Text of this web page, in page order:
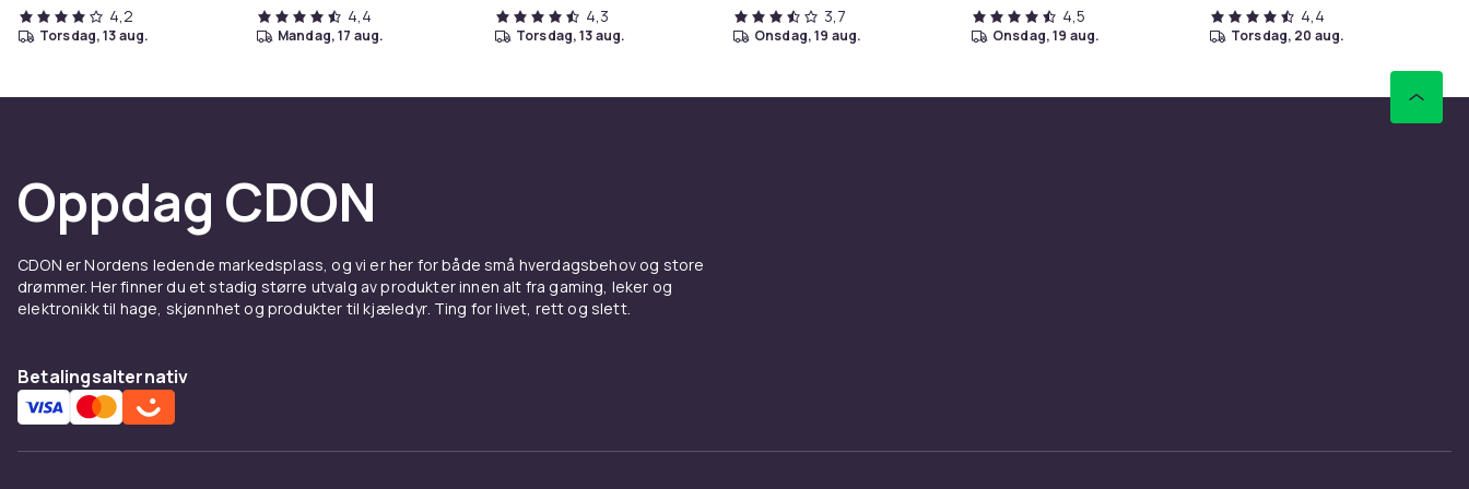
4,2
torsdag, 13 aug.
4,4
mandag, 17 aug.
4,3
torsdag, 13 aug.
3,7
onsdag, 19 aug.
4,5
onsdag, 19 aug.
4,4
torsdag, 20 aug.
Oppdag CDON
CDON er Nordens ledende markedsplass, og vi er her for både små hverdagsbehov og store
drømmer. Her finner du et stadig større utvalg av produkter innen alt fra gaming, leker og
elektronikk til hage, skjønnhet og produkter til kjæledyr. Ting for livet, rett og slett.
Betalingsalternativ